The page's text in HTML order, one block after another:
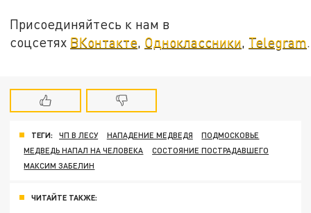
Присоединяйтесь к нам в
соцсетях ВКонтакте Одноклассники Telegram
ТЕГИ: ЧП В ЛЕСУ НАПАДЕНИЕ МЕДВЕДЯ
ПОДМОСКОВЬЕ
МЕДВЕДЬ НАПАЛ НА ЧЕЛОВЕКА
СОСТОЯНИЕ ПОСТРАДАВШЕГО
МАКСИМ ЗАБЕЛИН
ЧИТАЙТЕ ТАКЖЕ: